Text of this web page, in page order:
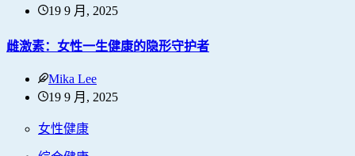
19 9 月, 2025
雌激素：女性一生健康的隐形守护者
Mika Lee
19 9 月, 2025
女性健康